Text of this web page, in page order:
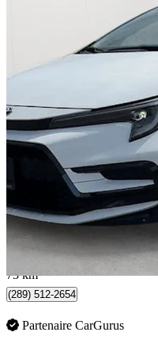
2025 Toyota Corolla Hybrid
SE AWD
584 $/mois env.
Whitby, ON
73 km
(289) 512-2654
Partenaire CarGurus